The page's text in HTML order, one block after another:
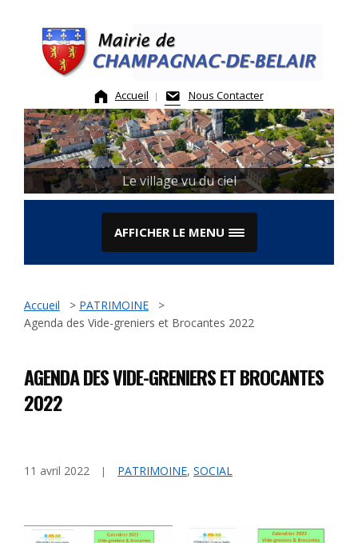
content
Accueil Nous Contacter
Le Marché
Le village vu du ciel
AFFICHER LE MENU
Accueil > PATRIMOINE
>
Agenda des Vide-greniers et Brocantes 2022
AGENDA DES VIDE-GRENIERS ET BROCANTES
2022
11 avril 2022 PATRIMOINE, SOCIAL